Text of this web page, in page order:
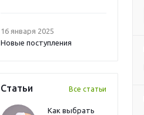
16 января 2025
Новые поступления
Статьи Все статьи
Как выбрать